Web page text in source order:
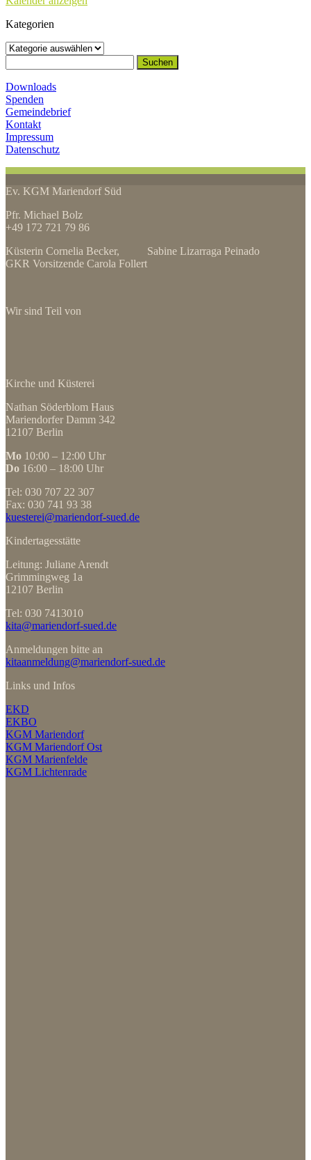
Kategorien
Kategorien
nach:
Downloads
Spenden
Gemeindebrief
Kontakt
Impressum
Datenschutz
Ev. KGM Mariendorf Süd
Pfr. Michael Bolz
+49 172 721 79 86
Küsterin Cornelia Becker, Sabine Lizarraga Peinado
GKR Vorsitzende Carola Follert
Wir sind Teil von
Kirche und Küsterei
Nathan Söderblom Haus
Mariendorfer Damm 342
12107 Berlin
Mo 10:00 – 12:00 Uhr
Do 16:00 – 18:00 Uhr
Tel: 030 707 22 307
Fax: 030 741 93 38
kuesterei@mariendorf-sued.de
Kindertagesstätte
Leitung: Juliane Arendt
Grimmingweg 1a
12107 Berlin
Tel: 030 7413010
kita@mariendorf-sued.de
Anmeldungen bitte an
kitaanmeldung@mariendorf-sued.de
Links und Infos
EKD
EKBO
KGM Mariendorf
KGM Mariendorf Ost
KGM Marienfelde
KGM Lichtenrade